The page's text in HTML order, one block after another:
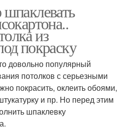
из
покраску
довольно популярный
потолков с серьезными
покрасить, оклеить обоями,
и пр. Но перед этим
шпаклевку